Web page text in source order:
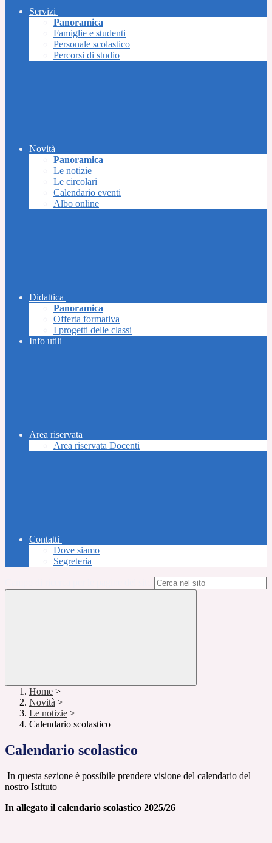
Servizi
Panoramica
Famiglie e studenti
Personale scolastico
Percorsi di studio
Novità
Panoramica
Le notizie
Le circolari
Calendario eventi
Albo online
Didattica
Panoramica
Offerta formativa
I progetti delle classi
Info utili
Area riservata
Area riservata Docenti
Contatti
Dove siamo
Segreteria
Home >
Novità >
Le notizie >
Calendario scolastico
Calendario scolastico
In questa sezione è possibile prendere visione del calendario del
nostro Istituto
In allegato il calendario scolastico 2025/26